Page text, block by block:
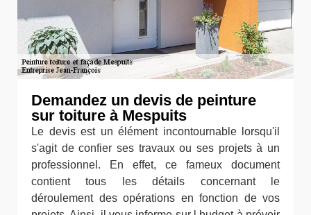
Demandez un devis de peinture
sur toiture à Mespuits
Le devis est un élément incontournable lorsqu'il
s'agit de confier ses travaux ou ses projets à un
professionnel. En effet, ce fameux document
contient tous les détails concernant le
déroulement des opérations en fonction de vos